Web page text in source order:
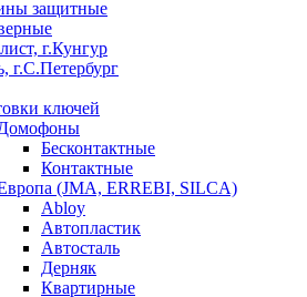
защитные
г.Кунгур
г.С.Петербург
ключей
Бесконтактные
Контактные
(JMA, ERREBI, SILCA)
Abloy
Автопластик
Автосталь
Дерняк
Квартирные